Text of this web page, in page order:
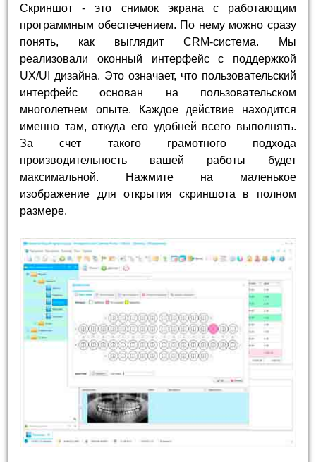
Скриншот - это снимок экрана с работающим
программным обеспечением. По нему можно сразу
понять, как выглядит CRM-система. Мы
реализовали оконный интерфейс с поддержкой
UX/UI дизайна. Это означает, что пользовательский
интерфейс основан на пользовательском
многолетнем опыте. Каждое действие находится
именно там, откуда его удобней всего выполнять.
За счет такого грамотного подхода
производительность вашей работы будет
максимальной. Нажмите на маленькое
изображение для открытия скриншота в полном
размере.